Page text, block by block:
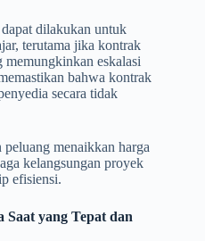
dilakukan untuk
terutama jika kontrak
memungkinkan eskalasi
bahwa kontrak
secara tidak
menaikkan harga
kelangsungan proyek
efisiensi.
Saat yang Tepat dan